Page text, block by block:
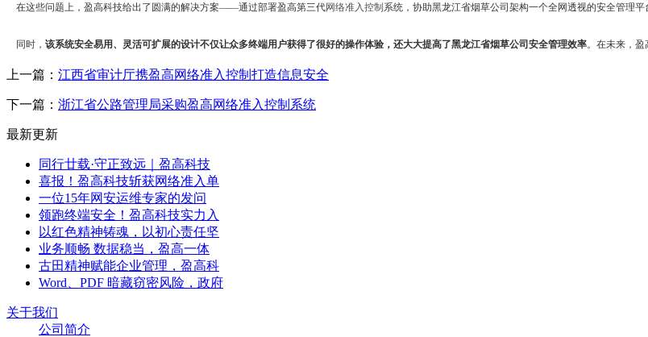
在这些问题上，盈高科技给出了圆满的解决方案——通过部署盈高第三代网络准入控制系统，协助黑龙江省烟草公司架构一个全网透视的安全管理
同时， 该系统安全易用、灵活可扩展的设计不仅让众多终端用户获得了很好的操作体验，还大大提高了黑龙江省烟草公司安全管理效率。在未来，
上一篇： 江西省审计厅携盈高网络准入控制打造信息安全
下一篇： 浙江省公路管理局采购盈高网络准入控制系统
最新更新
同行廿载·守正致远｜盈高科技
喜报！盈高科技斩获网络准入单
一位15年网安运维专家的发问
领跑终端安全！盈高科技实力入
以红色精神铸魂，以初心责任坚
业务顺畅 数据稳当，盈高一体
古田精神赋能企业管理，盈高科
Word、PDF 暗藏窃密风险，政府
关于我们
公司简介